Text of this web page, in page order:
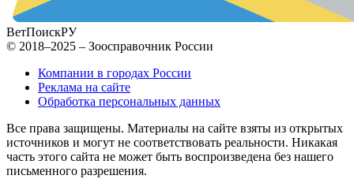
ВетПоискРУ
© 2018–2025 – Зоосправочник России
Компании в городах России
Реклама на сайте
Обработка персональных данных
Все права защищены. Материалы на сайте взяты из открытых
источников и могут не соответствовать реальности. Никакая
часть этого сайта не может быть воспроизведена без нашего
письменного разрешения.